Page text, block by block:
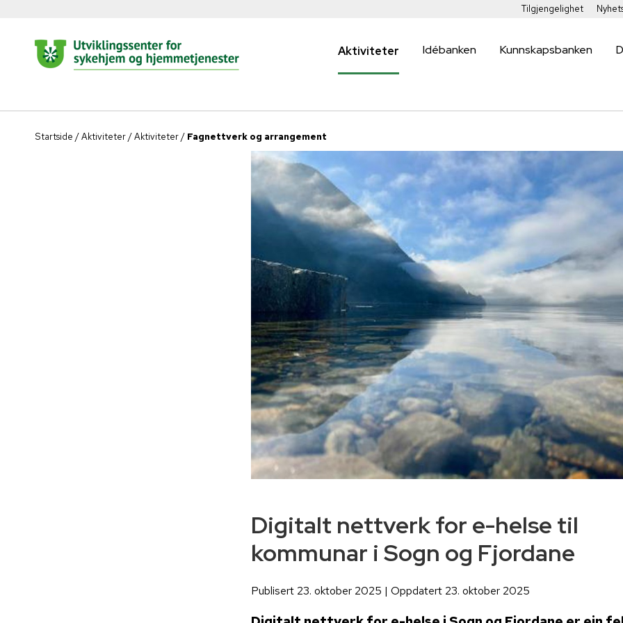
Tilgjengelighet
Aktiviteter Idébanken Kunnskapsbanken
Startside /Aktiviteter/Aktiviteter/ Fagnettverk og arrangement
Digitalt nettverk for e-helse til
kommunar i Sogn og Fjordane
Publisert 23. oktober 2025 | Oppdatert 23. oktober 2025